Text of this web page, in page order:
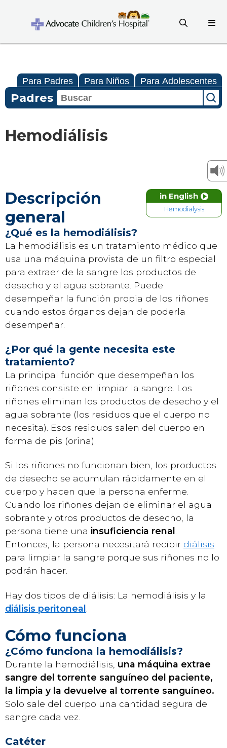
Para Padres Para Niños Para Adolescentes
Padres
Hemodiálisis
in English
Hemodialysis
Descripción
general
¿Qué es la hemodiálisis?
La hemodiálisis es un tratamiento médico que
usa una máquina provista de un filtro especial
para extraer de la sangre los productos de
desecho y el agua sobrante. Puede
desempeñar la función propia de los riñones
cuando estos órganos dejan de poderla
desempeñar.
¿Por qué la gente necesita este
tratamiento?
La principal función que desempeñan los
riñones consiste en limpiar la sangre. Los
riñones eliminan los productos de desecho y el
agua sobrante (los residuos que el cuerpo no
necesita). Esos residuos salen del cuerpo en
forma de pis (orina).
Si los riñones no funcionan bien, los productos
de desecho se acumulan rápidamente en el
cuerpo y hacen que la persona enferme.
Cuando los riñones dejan de eliminar el agua
sobrante y otros productos de desecho, la
persona tiene una insuficiencia renal
Entonces, la persona necesitará recibir diálisis
para limpiar la sangre porque sus riñones no lo
podrán hacer.
Hay dos tipos de diálisis: La hemodiálisis y la
diálisis peritoneal
Cómo funciona
¿Cómo funciona la hemodiálisis?
Durante la hemodiálisis, una máquina extrae
sangre del torrente sanguíneo del paciente,
la limpia y la devuelve al torrente sanguíneo.
Solo sale del cuerpo una cantidad segura de
sangre cada vez.
Catéter